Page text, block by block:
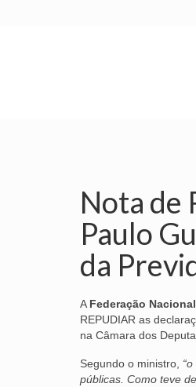
Nota de
Paulo
da
A Federação
REPUDIAR as
na Câmara dos
Segundo o ministro,
públicas. Como teve